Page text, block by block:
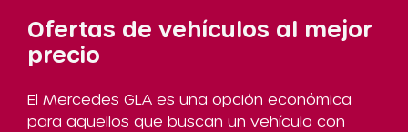
Ofertas de vehículos al mejor
precio
El Mercedes GLA es una opción económica
para aquellos que buscan un vehículo con